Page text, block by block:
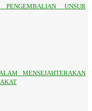
PENGEMBALIAN UNSUR
MENSEJAHTERAKAN